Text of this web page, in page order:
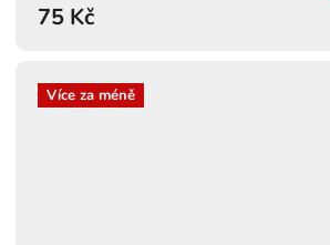
75 Kč
Více za méně